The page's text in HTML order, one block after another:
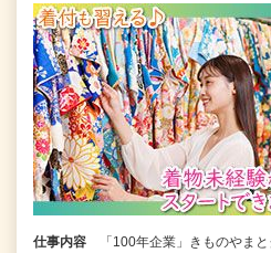
仕事内容
「100年企業」きものやま